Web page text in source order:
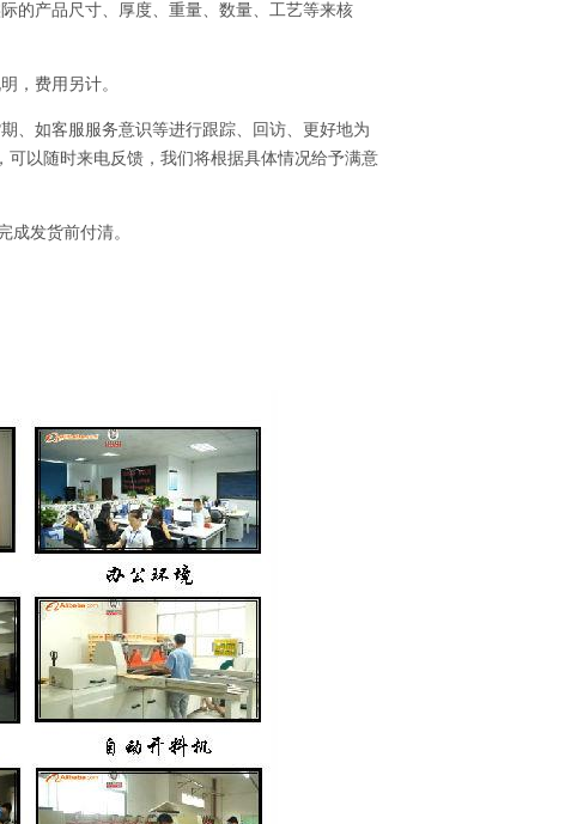
的产品尺寸、厚度、重量、数量、工艺等来核
，费用另计。
、如客服服务意识等进行跟踪、回访、更好地为
以随时来电反馈，我们将根据具体情况给予满意
成发货前付清。